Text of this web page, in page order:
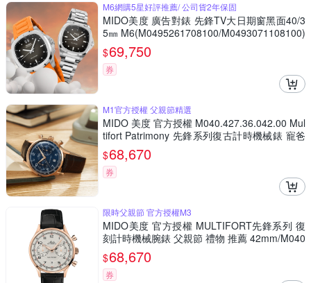
M6網購5星好評推薦/ 公司貨2年保固
MIDO美度 廣告對錶 先鋒TV大日期窗黑面40/3
5㎜ M6(M0495261708100/M0493071108100)
$69,750
券
M1官方授權 父親節精選
MIDO 美度 官方授權 M040.427.36.042.00 Mul
tifort Patrimony 先鋒系列復古計時機械錶 寵爸
時刻 送禮推薦-42mm M0404273604200
$68,670
券
限時父親節 官方授權M3
MIDO美度 官方授權 MULTIFORT先鋒系列 復
刻計時機械腕錶 父親節 禮物 推薦 42mm/M040
4273626200
$68,670
券